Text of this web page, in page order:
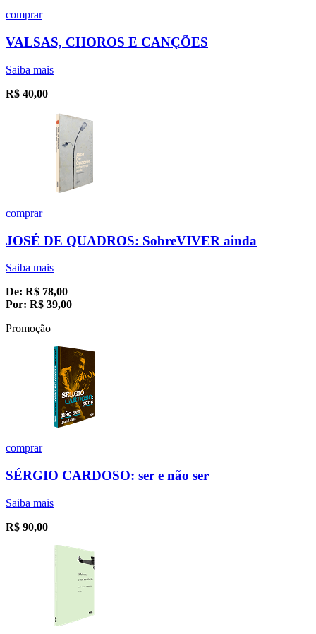
comprar
VALSAS, CHOROS E CANÇÕES
Saiba mais
R$ 40,00
comprar
JOSÉ DE QUADROS: SobreVIVER ainda
Saiba mais
De: R$ 78,00
Por: R$ 39,00
Promoção
comprar
SÉRGIO CARDOSO: ser e não ser
Saiba mais
R$ 90,00